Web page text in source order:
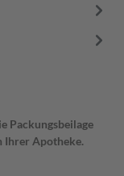
Packungsbeilage
Ihrer Apotheke.